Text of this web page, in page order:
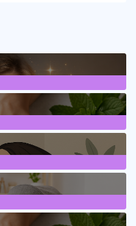
)
)
)
)